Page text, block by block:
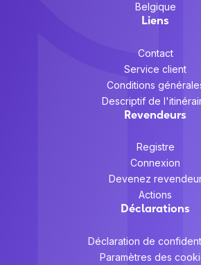
Belgique
Liens
Contact
Service client
Conditions
Descriptif de
Revendeurs
Registre
Connexion
Devenez
Actions
Déclarations
Déclaration de
Paramètres des